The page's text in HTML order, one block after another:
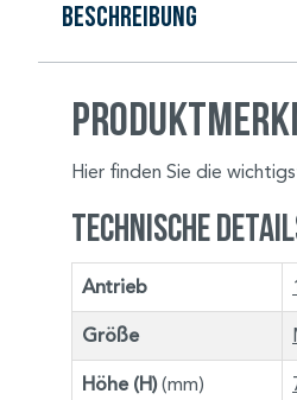
Beschreibung
Hier finden Sie die
Technische
Antrieb
Größe
Höhe (H)(mm)